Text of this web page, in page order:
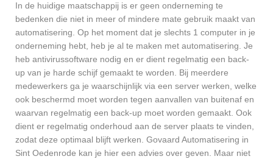
In de huidige maatschappij is er geen onderneming te
bedenken die niet in meer of mindere mate gebruik maakt van
automatisering. Op het moment dat je slechts 1 computer in je
onderneming hebt, heb je al te maken met automatisering. Je
heb antivirussoftware nodig en er dient regelmatig een back-
up van je harde schijf gemaakt te worden. Bij meerdere
medewerkers ga je waarschijnlijk via een server werken, welke
ook beschermd moet worden tegen aanvallen van buitenaf en
waarvan regelmatig een back-up moet worden gemaakt. Ook
dient er regelmatig onderhoud aan de server plaats te vinden,
zodat deze optimaal blijft werken. Govaard Automatisering in
Sint Oedenrode kan je hier een advies over geven. Maar niet